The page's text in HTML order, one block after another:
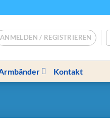
ANMELDEN / REGISTRIEREN
Kontakt